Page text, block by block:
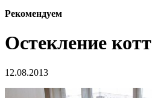
Рекомендуем
Остекление
12.08.2013